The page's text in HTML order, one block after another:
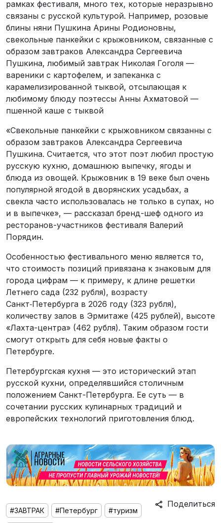
рамках фестиваля, много тех, которые неразрывно
связаны с русской культурой. Например, розовые
блины няни Пушкина Арины Родионовны,
свекольные панкейки с крыжовником, связанные с
образом завтраков Александра Сергеевича
Пушкина, любимый завтрак Николая Гоголя —
вареники с картофелем, и запеканка с
карамелизированной тыквой, отсылающая к
любимому блюду поэтессы Анны Ахматовой —
пшенной каше с тыквой
«Свекольные панкейки с крыжовником связанны с
образом завтраков Александра Сергеевича
Пушкина. Считается, что этот поэт любил простую
русскую кухню, домашнюю выпечку, ягоды и
блюда из овощей. Крыжовник в 19 веке был очень
популярной ягодой в дворянских усадьбах, а
свекла часто использовалась не только в супах, но
и в выпечке», — рассказал бренд-шеф одного из
ресторанов-участников фестиваля Валерий
Порядин.
Особенностью фестивального меню является то,
что стоимость позиций привязана к знаковым для
города цифрам — к примеру, к длине решетки
Летнего сада (232 рубля), возрасту
Санкт‑Петербурга в 2026 году (323 рубля),
количеству залов в Эрмитаже (425 рублей), высоте
«Лахта-центра» (462 рубля). Таким образом гости
смогут открыть для себя новые факты о
Петербурге.
Петербургская кухня — это исторический этап
русской кухни, определявшийся столичным
положением Санкт-Петербурга. Ее суть — в
сочетании русских кулинарных традиций и
европейских технологий приготовления блюд.
Поделиться
#ЗАВТРАК #Петербург #туризм